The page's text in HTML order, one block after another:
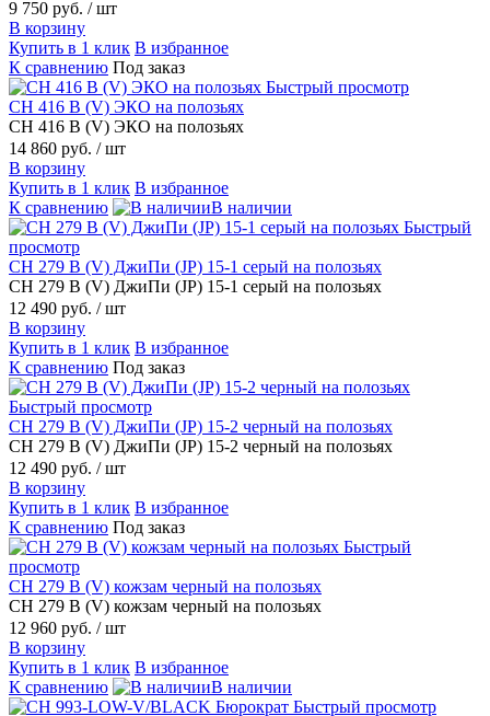
9 750 руб. / шт
В корзину
Купить в 1 клик В избранное
К сравнению Под заказ
Быстрый просмотр
CH 416 В (V) ЭКО на полозьях
CH 416 В (V) ЭКО на полозьях
14 860 руб. / шт
В корзину
Купить в 1 клик В избранное
К сравнению
В наличии
Быстрый
просмотр
CH 279 В (V) ДжиПи (JP) 15-1 серый на полозьях
CH 279 В (V) ДжиПи (JP) 15-1 серый на полозьях
12 490 руб. / шт
В корзину
Купить в 1 клик В избранное
К сравнению Под заказ
Быстрый просмотр
CH 279 В (V) ДжиПи (JP) 15-2 черный на полозьях
CH 279 В (V) ДжиПи (JP) 15-2 черный на полозьях
12 490 руб. / шт
В корзину
Купить в 1 клик В избранное
К сравнению Под заказ
Быстрый
просмотр
CH 279 В (V) кожзам черный на полозьях
CH 279 В (V) кожзам черный на полозьях
12 960 руб. / шт
В корзину
Купить в 1 клик В избранное
К сравнению
В наличии
Быстрый просмотр